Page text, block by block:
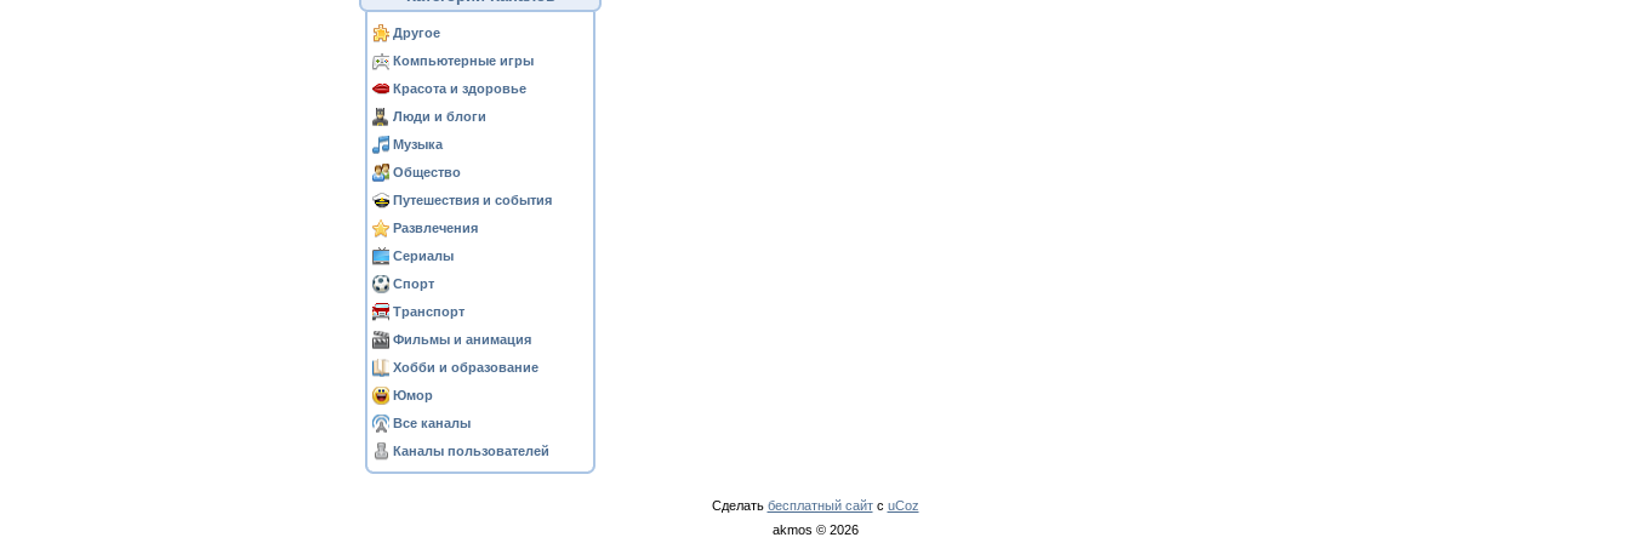
Другое
Компьютерные игры
Красота и здоровье
Люди и блоги
Музыка
Общество
Путешествия и события
Развлечения
Сериалы
Спорт
Транспорт
Фильмы и анимация
Хобби и образование
Юмор
Все каналы
Каналы пользователей
Сделать бесплатный сайтс uCoz
akmos © 2026